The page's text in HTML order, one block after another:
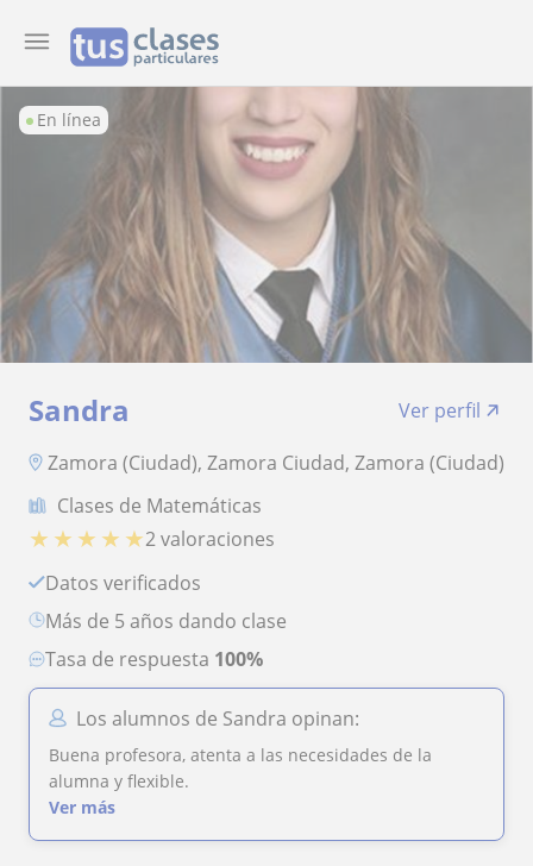
En línea
Sandra
Ver perfil
Zamora (Ciudad), Zamora Ciudad, Zamora (Ciudad)
Clases de Matemáticas
★ ★ ★ ★ ★2 valoraciones
Datos verificados
más de 5 años dando clase
Tasa de respuesta 100%
Los alumnos de Sandra opinan:
Buena profesora, atenta a las necesidades de la
alumna y flexible.
Ver más